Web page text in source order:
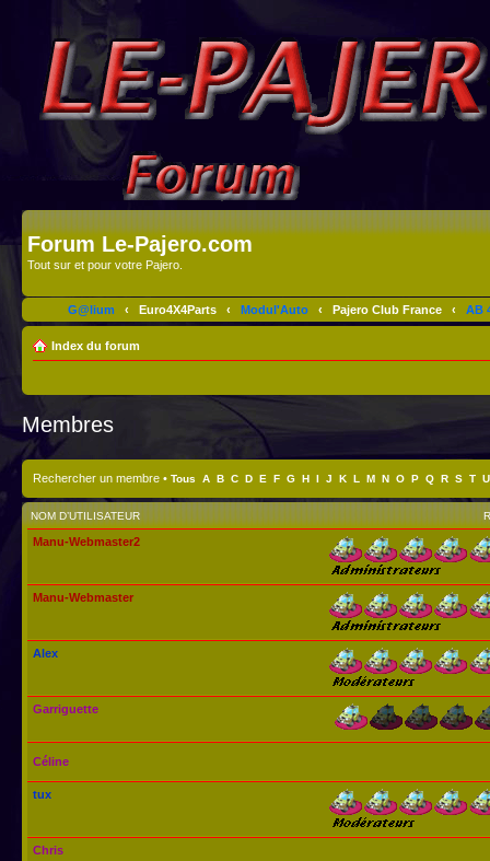
Forum Le-Pajero.com
Tout sur et pour votre Pajero.
G@lium ‹ Euro4X4Parts ‹ Modul'Auto ‹ Pajero Club France ‹ AB
Index du forum
Membres
Rechercher un membre • Tous A B C D E F G H I J K L M N O P Q R S T U
NOM D’UTILISATEUR
Manu-Webmaster2
Manu-Webmaster
Alex
Garriguette
Céline
tux
Chris